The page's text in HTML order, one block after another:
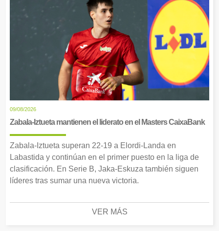
09/08/2026
Zabala-Iztueta mantienen el liderato en el Masters CaixaBank
Zabala-Iztueta superan 22-19 a Elordi-Landa en
Labastida y continúan en el primer puesto en la liga de
clasificación. En Serie B, Jaka-Eskuza también siguen
líderes tras sumar una nueva victoria.
VER MÁS